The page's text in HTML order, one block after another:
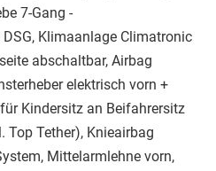
7-Gang -
Klimaanlage Climatronic
abschaltbar, Airbag
elektrisch vorn +
Kindersitz an Beifahrersitz
Top Tether), Knieairbag
Mittelarmlehne vorn,